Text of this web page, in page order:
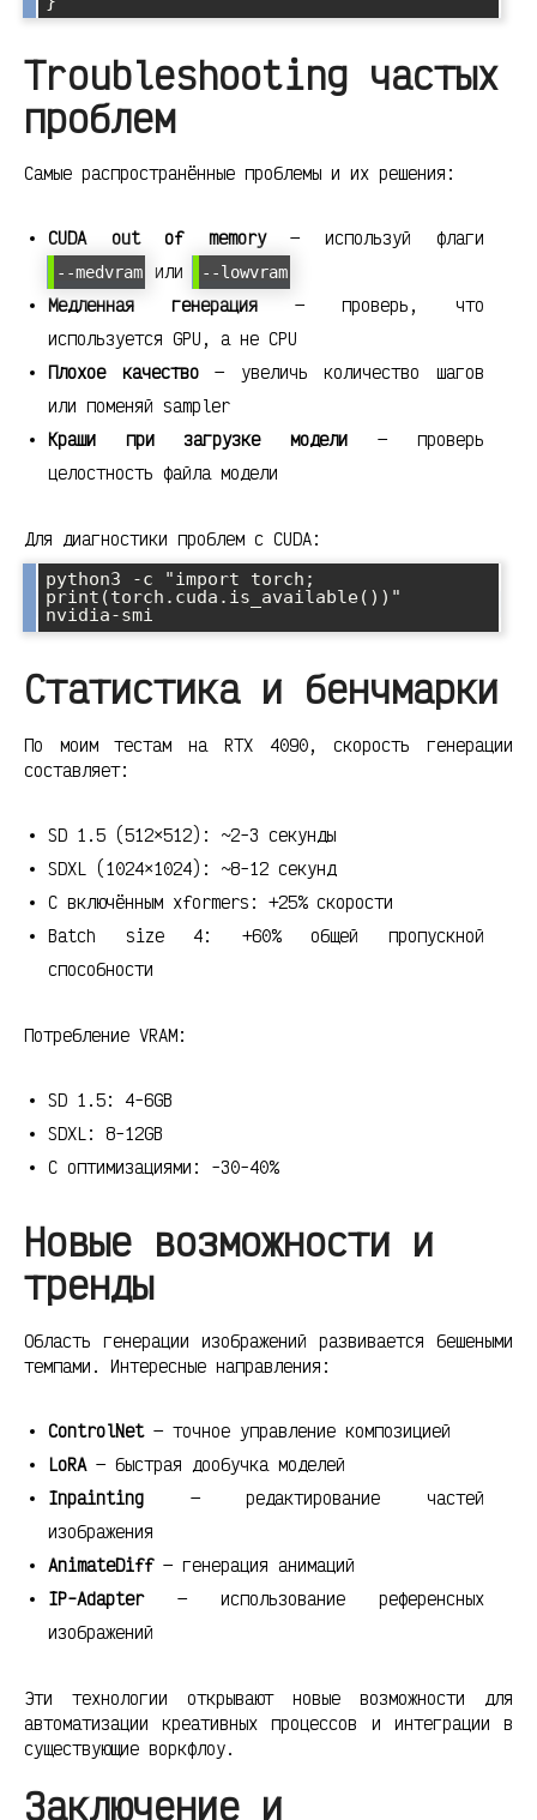
Troubleshooting частых
проблем
Самые распространённые проблемы и их решения:
CUDA out of memory— используй флаги
--medvram или --lowvram
Медленная генерация— проверь, что
используется GPU, а не CPU
Плохое качество— увеличь количество шагов
или поменяй sampler
Краши при загрузке модели — проверь
целостность файла модели
Для диагностики проблем с CUDA:
python3 -c "import torch;
print(torch.cuda.is_available())"
Статистика и бенчмарки
По моим тестам на RTX 4090, скорость генерации
составляет:
SD 1.5 (512×512): ~2-3 секунды
SDXL (1024×1024): ~8-12 секунд
С включённым xformers: +25% скорости
Batch size 4: +60% общей пропускной
способности
Потребление VRAM:
SD 1.5: 4-6GB
SDXL: 8-12GB
С оптимизациями: -30-40%
Новые возможности и
тренды
Область генерации изображений развивается бешеными
темпами. Интересные направления:
ControlNet— точное управление композицией
LoRA— быстрая дообучка моделей
Inpainting — редактирование частей
изображения
AnimateDiff— генерация анимаций
IP-Adapter— использование референсных
изображений
Эти технологии открывают новые возможности для
автоматизации креативных процессов и интеграции в
существующие воркфлоу.
Заключение и